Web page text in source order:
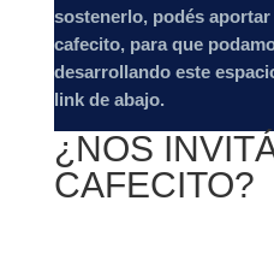
sostenerlo, podés
cafecito, para que
desarrollando este
link de abajo.
¿NOS
CAFECITO?